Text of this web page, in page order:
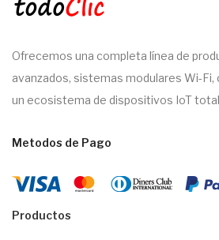
Ofrecemos una completa línea de
avanzados, sistemas modulares Wi-
un ecosistema de dispositivos IoT
Metodos de Pago
Productos